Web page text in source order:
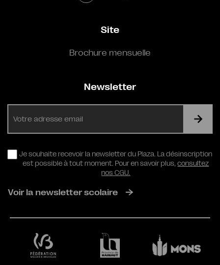
Site
Brochure mensuelle
Newsletter
RGPD
Je souhaite recevoir la newsletter du Plaza. La désinscription
est possible à tout moment. Pour en savoir plus,consultez
nos CGU.
Voir la newsletter scolaire